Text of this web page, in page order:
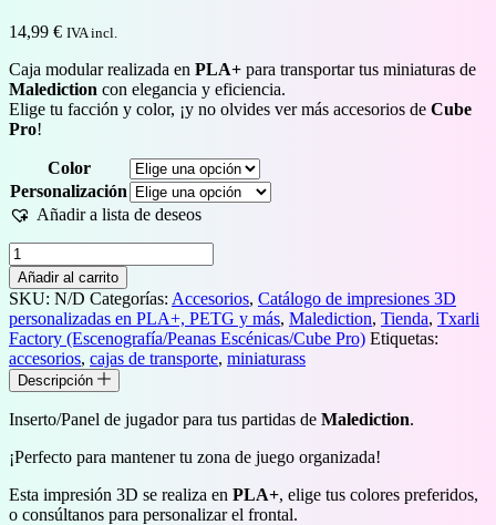
14,99 € IVA incl.
Caja modular realizada en PLA+ para transportar tus miniaturas de
Malediction con elegancia y eficiencia.
Elige tu facción y color, ¡y no olvides ver más accesorios de Cube
Pro!
Color
Personalización
Añadir a lista de deseos
Panel
de
jugador
Malediction
cantidad
Añadir al carrito
SKU: N/D Categorías: Accesorios, Catálogo de impresiones 3D
personalizadas en PLA+, PETG y más, Malediction, Tienda, Txarli
Factory (Escenografía/Peanas Escénicas/Cube Pro) Etiquetas:
accesorios, cajas de transporte, miniaturass
Descripción
Inserto/Panel de jugador para tus partidas de Malediction.
¡Perfecto para mantener tu zona de juego organizada!
Esta impresión 3D se realiza en PLA+, elige tus colores preferidos,
o consúltanos para personalizar el frontal.